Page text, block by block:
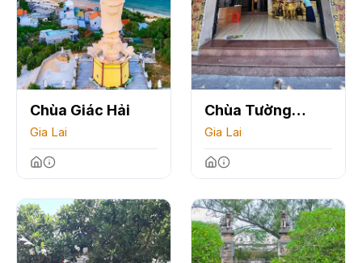
Chùa Giác Hải
Gia Lai
Chùa Tường
Quang
Gia Lai